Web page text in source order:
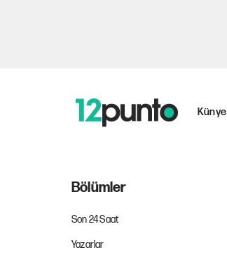
Künye
Bölümler
Son 24 Saat
Yazarlar